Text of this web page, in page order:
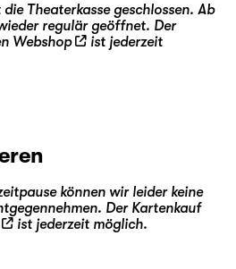
Theaterkasse geschlossen. Ab
regulär geöffnet. Der
Webshop
ist jederzeit
können wir leider keine
Der Kartenkauf
ist jederzeit möglich.